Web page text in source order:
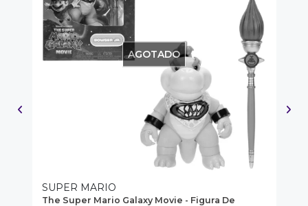
AGOTADO
SUPER MARIO
The Super Mario Galaxy Movie - Figura De